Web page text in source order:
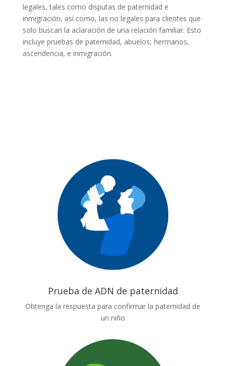
legales, tales como disputas de paternidad e
inmigración, así como, las no legales para clientes que
solo buscan la aclaración de una relación familiar. Esto
incluye pruebas de paternidad, abuelos, hermanos,
ascendencia, e inmigración.
Prueba de ADN de paternidad
Obtenga la respuesta para confirmar la paternidad de
un niño